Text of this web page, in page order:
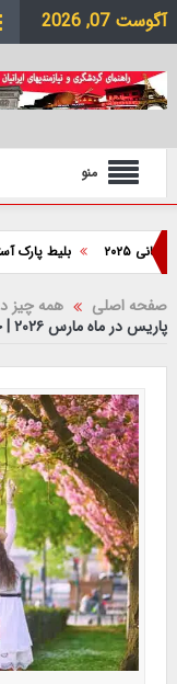
آگوست 07, 2026
منو
بلیط پارک آستریکس
صفحه اصلی همه چیز
پاریس در ماه مارس ۲۰۲۶ | جشنواره‌ها، نمایشگاه‌ها و برنامه‌های بهاری